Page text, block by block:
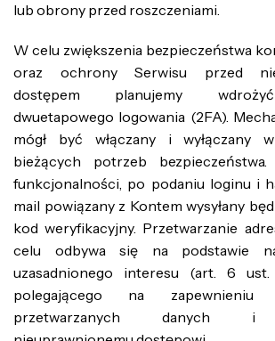
lub obrony przed roszczeniami.
W celu zwiększenia bezpieczeństwa
oraz ochrony Serwisu przed
dostępem planujemy
dwuetapowego logowania (2FA).
mógł być włączany i wyłączany
bieżących potrzeb
funkcjonalności, po podaniu loginu i
mail powiązany z Kontem wysyłany
kod weryfikacyjny. Przetwarzanie
celu odbywa się na podstawie
uzasadnionego interesu (art. 6
polegającego na zapewnieniu
przetwarzanych danych i